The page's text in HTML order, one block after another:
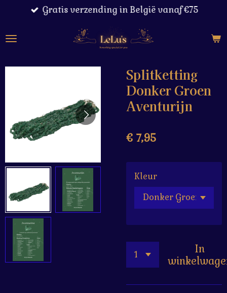
naar
Gratis verzending in België vanaf €75
Splitketting
Donker Groen
Aventurijn
€ 7,95
Kleur
In